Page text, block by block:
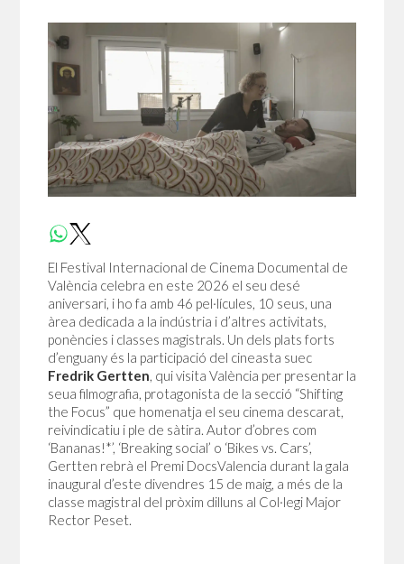
El Festival Internacional de Cinema Documental de
València celebra en este 2026 el seu desé
aniversari, i ho fa amb 46 pel·lícules, 10 seus, una
àrea dedicada a la indústria i d’altres activitats,
ponències i classes magistrals. Un dels plats forts
d’enguany és la participació del cineasta suec
Fredrik Gertten, qui visita València per presentar la
seua filmografia, protagonista de la secció “Shifting
the Focus” que homenatja el seu cinema descarat,
reivindicatiu i ple de sàtira. Autor d’obres com
‘Bananas!*’, ‘Breaking social’ o ‘Bikes vs. Cars’,
Gertten rebrà el Premi DocsValencia durant la gala
inaugural d’este divendres 15 de maig, a més de la
classe magistral del pròxim dilluns al Col·legi Major
Rector Peset.